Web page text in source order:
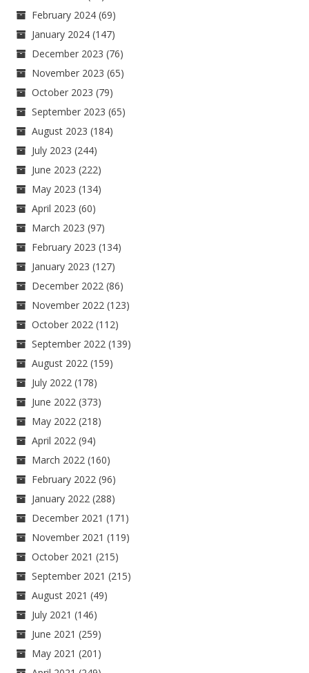
February 2024 (69)
January 2024 (147)
December 2023 (76)
November 2023 (65)
October 2023 (79)
September 2023 (65)
August 2023 (184)
July 2023 (244)
June 2023 (222)
May 2023 (134)
April 2023 (60)
March 2023 (97)
February 2023 (134)
January 2023 (127)
December 2022 (86)
November 2022 (123)
October 2022 (112)
September 2022 (139)
August 2022 (159)
July 2022 (178)
June 2022 (373)
May 2022 (218)
April 2022 (94)
March 2022 (160)
February 2022 (96)
January 2022 (288)
December 2021 (171)
November 2021 (119)
October 2021 (215)
September 2021 (215)
August 2021 (49)
July 2021 (146)
June 2021 (259)
May 2021 (201)